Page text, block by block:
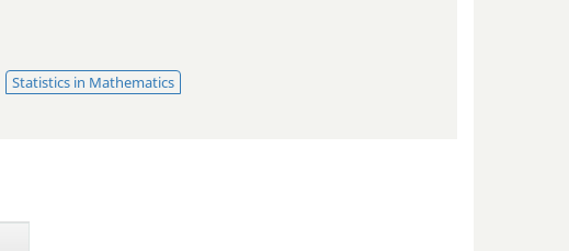
Statistics in Mathematics